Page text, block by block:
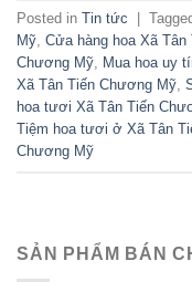
Posted in Tin tức
Mỹ Cửa hàng hoa Xã
Chương Mỹ
Mua hoa uy
Xã Tân Tiến Chương Mỹ
hoa tươi Xã Tân Tiến
Tiệm hoa tươi ở Xã Tân
Chương Mỹ
SẢN PHẨM BÁN